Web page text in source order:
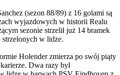
(sezon 88/89) z 16 golami są
wyjazdowych w historii Realu
sezonie strzelił już 14 bramek
strzelonych w lidze.
Holender zmierza po swój piąty
Dwa razy był